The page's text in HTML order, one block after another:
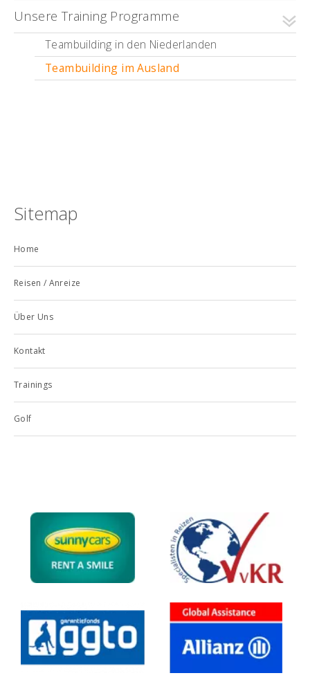
Unsere Training Programme
Teambuilding in den Niederlanden
Teambuilding im Ausland
Sitemap
Home
Reisen / Anreize
Über Uns
Kontakt
Trainings
Golf